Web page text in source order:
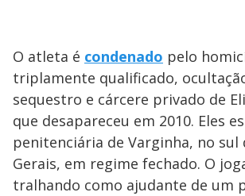
O atleta é condenado pelo
triplamente qualificado,
sequestro e cárcere privado de
que desapareceu em 2010. Eles
penitenciária de Varginha, no sul
Gerais, em regime fechado. O
tralhando como ajudante de um